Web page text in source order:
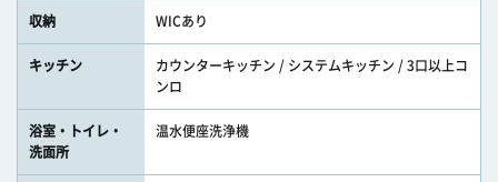
収納 WICあり
キッチン
カウンターキッチン / システムキッチン / 3口以上コ
ンロ
浴室・トイレ・
洗面所
温水便座洗浄機